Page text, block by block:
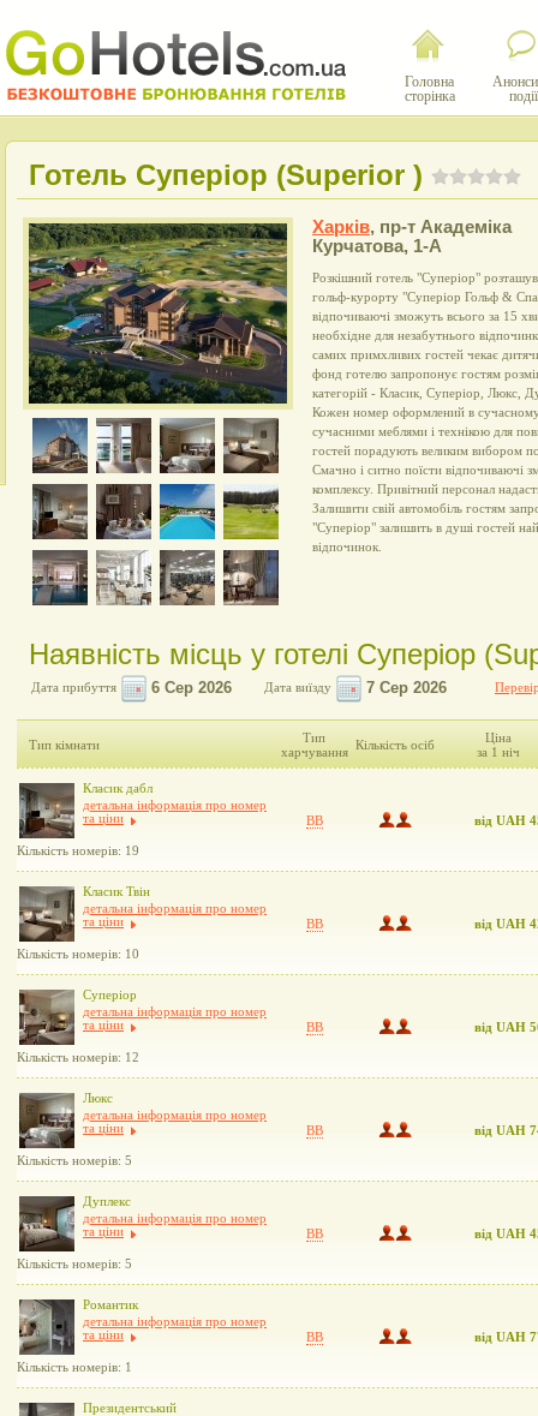
Головна
сторінка
події
Готель Суперіор (Superior )
Харків, пр-т Академіка
Курчатова, 1-А
Розкішний готель "Суперіор"
гольф-курорту "Суперіор Гольф &
відпочиваючі зможуть всього за 15
необхідне для незабутнього
самих примхливих гостей чекає
фонд готелю запропонує гостям
категорій - Класик, Суперіор, Люкс,
Кожен номер оформлений в
сучасними меблями і технікою для
гостей порадують великим вибором
Смачно і ситно поїсти відпочиваючі
комплексу. Привітний персонал
Залишити свій автомобіль гостям
"Суперіор" залишить в душі гостей
відпочинок.
Наявність місць у готелі Суперіор
Дата прибуття Дата виїзду
Тип кімнати
Тип
харчування Кількість осіб
Ціна
за 1 ніч
Класик дабл
детальна інформація про номер
та ціни
Кількість номерів: 19
BB від UAH
Класик Твін
детальна інформація про номер
та ціни
Кількість номерів: 10
BB від UAH
Суперіор
детальна інформація про номер
та ціни
Кількість номерів: 12
BB від UAH
Люкс
детальна інформація про номер
та ціни
Кількість номерів: 5
BB від UAH
Дуплекс
детальна інформація про номер
та ціни
Кількість номерів: 5
BB від UAH
Романтик
детальна інформація про номер
та ціни
Кількість номерів: 1
BB від UAH
Президентський